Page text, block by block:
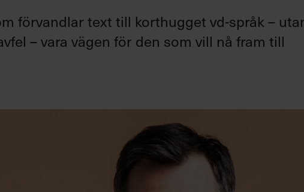
förvandlar text till korthugget vd-språk –
– vara vägen för den som vill nå fram till